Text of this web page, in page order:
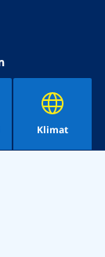
Klimat